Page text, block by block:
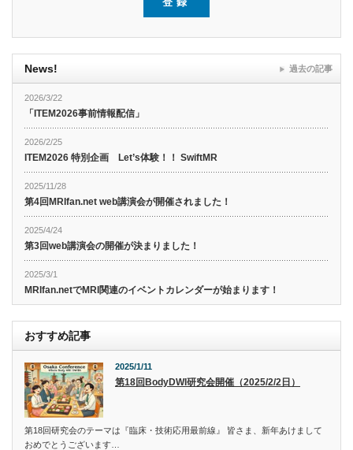
News!
2026/3/22
「ITEM2026事前情報配信」
2026/2/25
ITEM2026 特別企画 Let’s体験！！ SwiftMR
2025/11/28
第4回MRIfan.net web講演会が開催されました！
2025/4/24
第3回web講演会の開催が決まりました！
2025/3/1
MRIfan.netでMRI関連のイベントカレンダーが始まります！
過去の記事
おすすめ記事
2025/1/11
第18回BodyDWI研究会開催（2025/2/2日）
第18回研究会のテーマは『臨床・技術応用最前線』 皆さま、新年あけまして
おめでとうございます…